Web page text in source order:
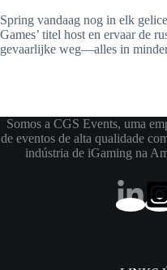
Spring vandaag nog in elk
Games’ titel host en ervaar de
gevaarlijke weg—alles in
Somos a CGS Events, uma
de eventos de alta qualidade
indústria de iGaming na